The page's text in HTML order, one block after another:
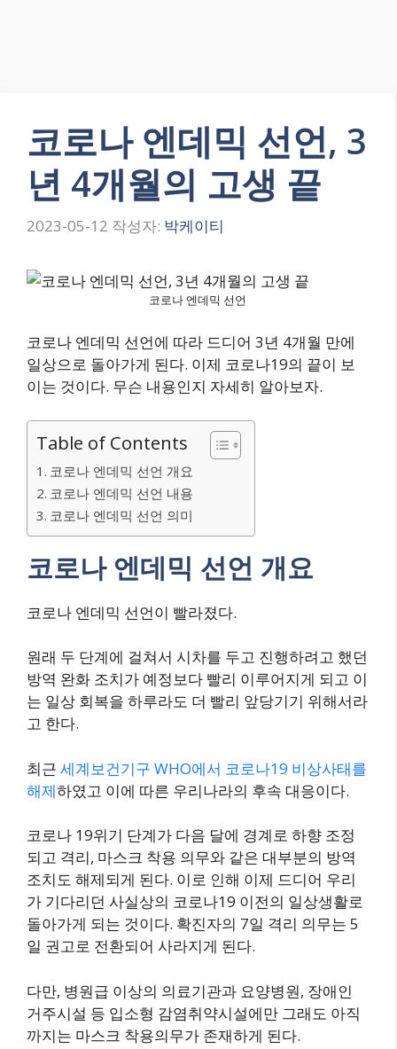
코로나 엔데믹 선언, 3
년 4개월의 고생 끝
2023-05-12 작성자: 박케이티
코로나 엔데믹 선언
코로나 엔데믹 선언에 따라 드디어 3년 4개월 만에
일상으로 돌아가게 된다. 이제 코로나19의 끝이 보
이는 것이다. 무슨 내용인지 자세히 알아보자.
Table of Contents
코로나 엔데믹 선언 개요
코로나 엔데믹 선언 내용
코로나 엔데믹 선언 의미
코로나 엔데믹 선언 개요
코로나 엔데믹 선언이 빨라졌다.
원래 두 단계에 걸쳐서 시차를 두고 진행하려고 했던
방역 완화 조치가 예정보다 빨리 이루어지게 되고 이
는 일상 회복을 하루라도 더 빨리 앞당기기 위해서라
고 한다.
최근 세계보건기구 WHO에서 코로나19 비상사태를
해제하였고 이에 따른 우리나라의 후속 대응이다.
코로나 19위기 단계가 다음 달에 경계로 하향 조정
되고 격리, 마스크 착용 의무와 같은 대부분의 방역
조치도 해제되게 된다. 이로 인해 이제 드디어 우리
가 기다리던 사실상의 코로나19 이전의 일상생활로
돌아가게 되는 것이다. 확진자의 7일 격리 의무는 5
일 권고로 전환되어 사라지게 된다.
다만, 병원급 이상의 의료기관과 요양병원, 장애인
거주시설 등 입소형 감염취약시설에만 그래도 아직
까지는 마스크 착용의무가 존재하게 된다.